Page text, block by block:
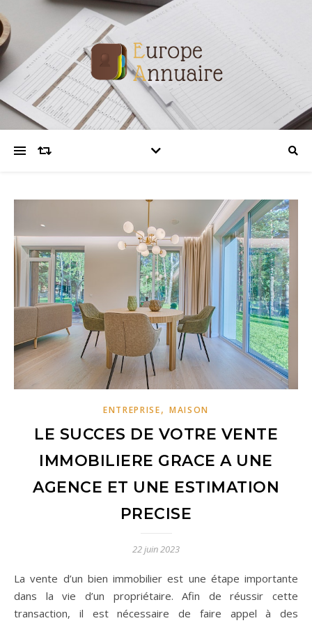
ENTREPRISE, MAISON
LE SUCCES DE VOTRE VENTE
IMMOBILIERE GRACE A UNE
AGENCE ET UNE ESTIMATION
PRECISE
22 juin 2023
La vente d’un bien immobilier est une étape importante
dans la vie d’un propriétaire. Afin de réussir cette
transaction, il est nécessaire de faire appel à des